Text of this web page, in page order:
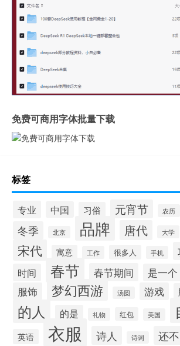
免费可商用字体批量下载
标签
专业 中国 习俗 元宵节 农历
冬季 北京 品牌 唐代 大学
宋代 寓意 工作 很多人 手机
时间 春节 春节期间 是一个
服饰 梦幻西游 汤圆 游戏
的人 的是 礼物 红包 美国
英语 衣服 诗人 诗词 还不